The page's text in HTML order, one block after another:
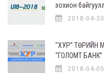
зохион
2018-04-30
"ХУР” ТӨРИЙН
“ГОЛОМТ
2018-04-05